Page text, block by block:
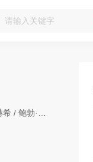
希 / 鲍勃·巴拉班